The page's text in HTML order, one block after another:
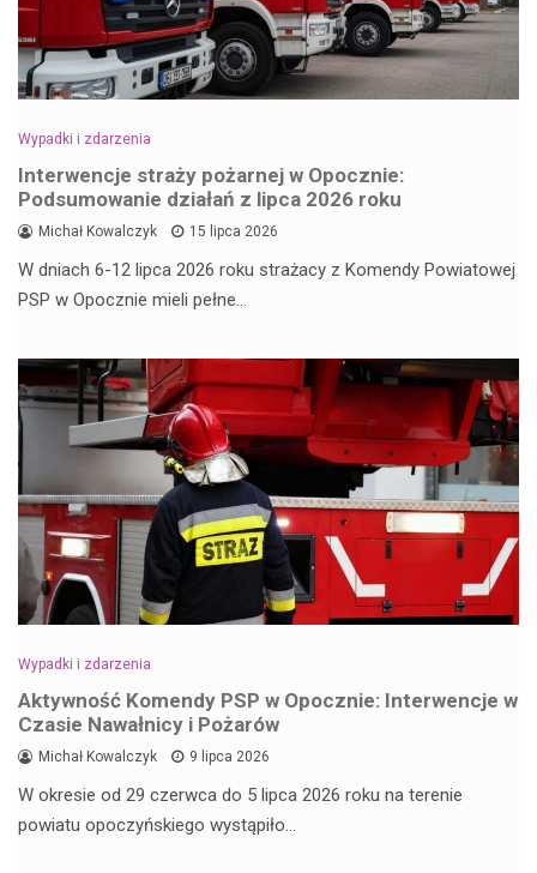
Wypadki i zdarzenia
Interwencje straży pożarnej w Opocznie:
Podsumowanie działań z lipca 2026 roku
Michał Kowalczyk 15 lipca 2026
W dniach 6-12 lipca 2026 roku strażacy z Komendy Powiatowej
PSP w Opocznie mieli pełne…
Wypadki i zdarzenia
Aktywność Komendy PSP w Opocznie: Interwencje w
Czasie Nawałnicy i Pożarów
Michał Kowalczyk 9 lipca 2026
W okresie od 29 czerwca do 5 lipca 2026 roku na terenie
powiatu opoczyńskiego wystąpiło…